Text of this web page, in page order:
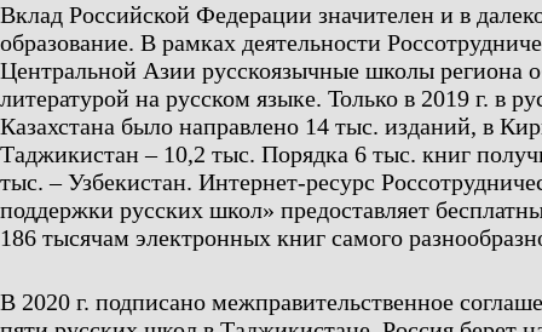
Вклад Российской Федерации значителен и в
образование. В рамках деятельности
Центральной Азии русскоязычные школы региона
литературой на русском языке. Только в 2019 г. в
Казахстана было направлено 14 тыс. изданий, в
Таджикистан – 10,2 тыс. Порядка 6 тыс. книг
тыс. – Узбекистан. Интернет-ресурс
поддержки русских школ» предоставляет
186 тысячам электронных книг самого
В 2020 г. подписано межправительственное